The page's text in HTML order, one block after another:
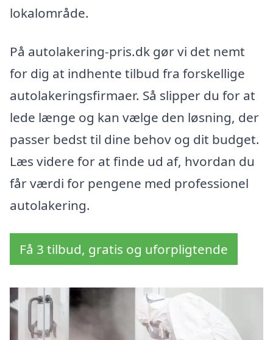
lokalområde.
På autolakering-pris.dk gør vi det nemt
for dig at indhente tilbud fra forskellige
autolakeringsfirmaer. Så slipper du for at
lede længe og kan vælge den løsning, der
passer bedst til dine behov og dit budget.
Læs videre for at finde ud af, hvordan du
får værdi for pengene med professionel
autolakering.
Få 3 tilbud, gratis og uforpligtende